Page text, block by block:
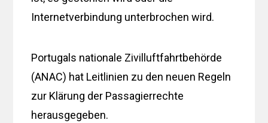
Internetverbindung unterbrochen wird.
Portugals nationale Zivilluftfahrtbehörde
(ANAC) hat Leitlinien zu den neuen Regeln
zur Klärung der Passagierrechte
herausgegeben.